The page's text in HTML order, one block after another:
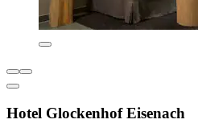
Hotel Glockenhof Eisenach